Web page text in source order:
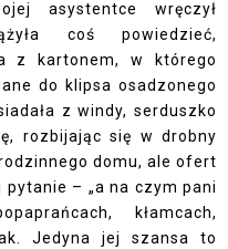
asystentce wręczył
coś powiedzieć,
z kartonem, w którego
do klipsa osadzonego
z windy, serduszko
rozbijając się w drobny
domu, ale ofert
– „a na czym pani
kłamcach,
Jedyna jej szansa to